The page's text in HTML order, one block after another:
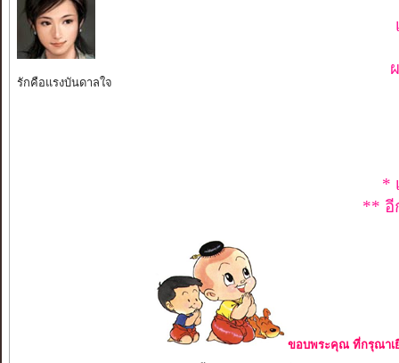
รักคือแรงบันดาลใจ
*
** อี
ขอบพระคุณ ที่กรุณาเ